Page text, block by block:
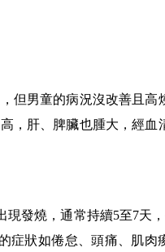
但男童的病況沒改善且高
，肝、脾臟也腫大，經血
發燒，通常持續5至7天，
症狀如倦怠、頭痛、肌肉